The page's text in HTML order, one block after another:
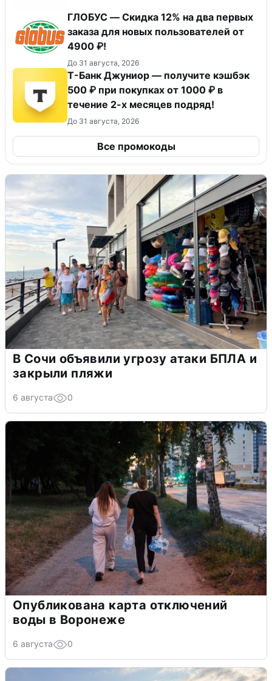
ГЛОБУС — Скидка 12% на два первых
заказа для новых пользователей от
4900 ₽!
До 31 августа, 2026
Т-Банк Джуниор — получите кэшбэк
500 ₽ при покупках от 1000 ₽ в
течение 2-х месяцев подряд!
До 31 августа, 2026
Все промокоды
В Сочи объявили угрозу атаки БПЛА и
закрыли пляжи
6 августа 0
Опубликована карта отключений
воды в Воронеже
6 августа 0